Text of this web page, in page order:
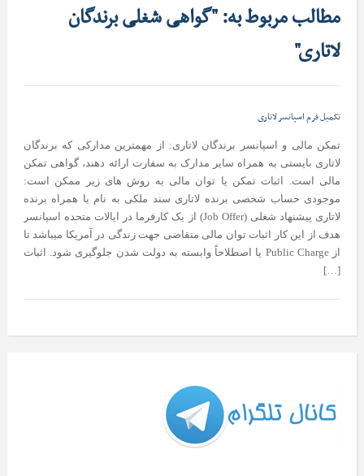
مطالب مربوط به: "گواهی شغلی برندگان
لاتاری"
تکمیل فرم اسپانسر لاتاری
تمکن مالی و اسپانسر برندگان لاتاری: از مهمترین مدارکی که برندگان
لاتاری بایستی به همراه سایر مدارک به سفارت ارائه دهند، گواهی تمکن
مالی است. اثبات تمکن یا توان مالی به روش های زیر ممکن است:
موجودی حساب شخصی برنده لاتاری سند ملکی به نام یا همراه برنده
لاتاری پیشنهاد شغلی (Job Offer) از یک کارفرما در ایالات متحده اسپانسر
هدف از این کار اثبات توان مالی متقاضی جهت زندگی در آمریکا میباشد تا
از Public Charge یا اصطلاحاً وابسته به دولت شدن جلوگیری شود. اثبات
[…]